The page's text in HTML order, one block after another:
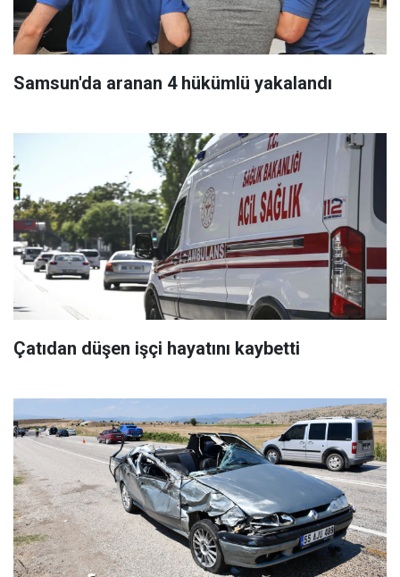
Samsun'da aranan 4 hükümlü yakalandı
Çatıdan düşen işçi hayatını kaybetti